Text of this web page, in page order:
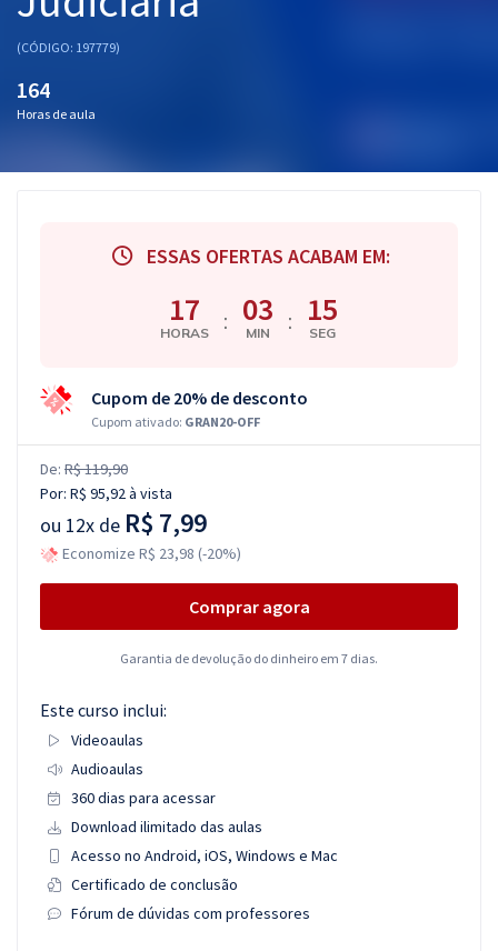
(CÓDIGO: 197779)
164
Horas de aula
ESSAS OFERTAS ACABAM EM:
17
HORAS : 03
MIN : 14
SEG
Cupom de 20% de desconto
Cupom ativado: GRAN20-OFF
De: R$ 119,90
Por: R$ 95,92à vista
ou 12x de R$ 7,99
Economize R$ 23,98 (-20%)
Comprar agora
Garantia de devolução do dinheiro em 7 dias.
Este curso inclui:
Videoaulas
Audioaulas
360 dias para acessar
Download ilimitado das aulas
Acesso no Android, iOS, Windows e Mac
Certificado de conclusão
Fórum de dúvidas com professores